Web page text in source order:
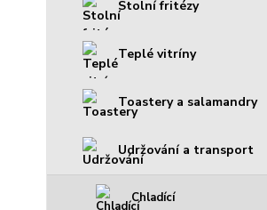
Stolní fritézy
Teplé vitríny
Toastery a salamandry
Udržování a transport
Chladící